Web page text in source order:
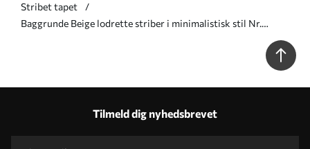
Stribet tapet
Baggrunde Beige lodrette striber i minimalistisk stil Nr.
Tilmeld dig nyhedsbrevet